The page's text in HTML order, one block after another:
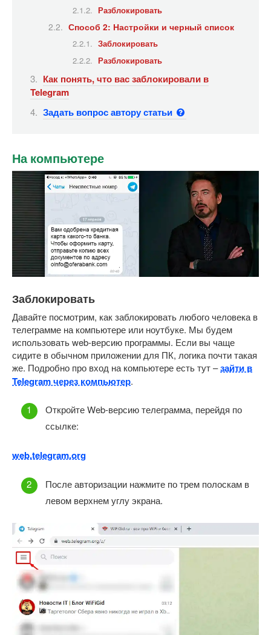
Разблокировать
Способ 2: Настройки и черный список
Заблокировать
Разблокировать
Как понять, что вас заблокировали в
Telegram
Задать вопрос автору статьи
На компьютере
Заблокировать
Давайте посмотрим, как заблокировать любого человека в
телеграмме на компьютере или ноутбуке. Мы будем
использовать web-версию программы. Если вы чаще
сидите в обычном приложении для ПК, логика почти такая
же. Подробно про вход на компьютере есть тут –зайти в
Telegram через компьютер.
Откройте Web-версию телеграмма, перейдя по
ссылке:
web.telegram.org
После авторизации нажмите по трем полоскам в
левом верхнем углу экрана.